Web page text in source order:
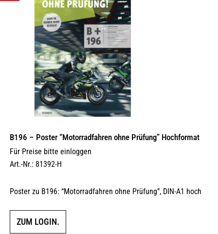
B196 – Poster “Motorradfahren ohne Prüfung” Hochformat
Für Preise bitte einloggen
Art.-Nr.: 81392-H
Poster zu B196: “Motorradfahren ohne Prüfung”, DIN-A1 hoch
ZUM LOGIN.